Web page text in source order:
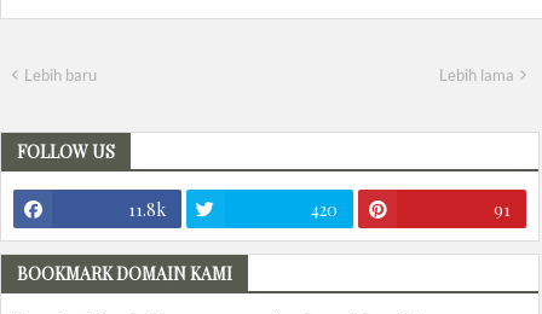
Lebih baru Lebih lama
FOLLOW US
11.8k 420 91
BOOKMARK DOMAIN KAMI